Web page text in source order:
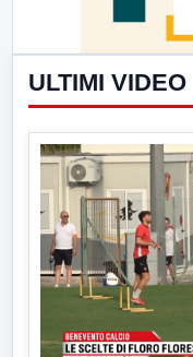
ULTIMI VIDEO